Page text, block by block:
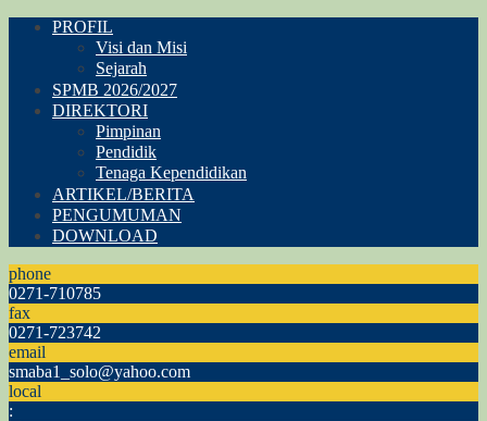
PROFIL
Visi dan Misi
Sejarah
SPMB 2026/2027
DIREKTORI
Pimpinan
Pendidik
Tenaga Kependidikan
ARTIKEL/BERITA
PENGUMUMAN
DOWNLOAD
phone
0271-710785
fax
0271-723742
email
smaba1_solo@yahoo.com
local
: